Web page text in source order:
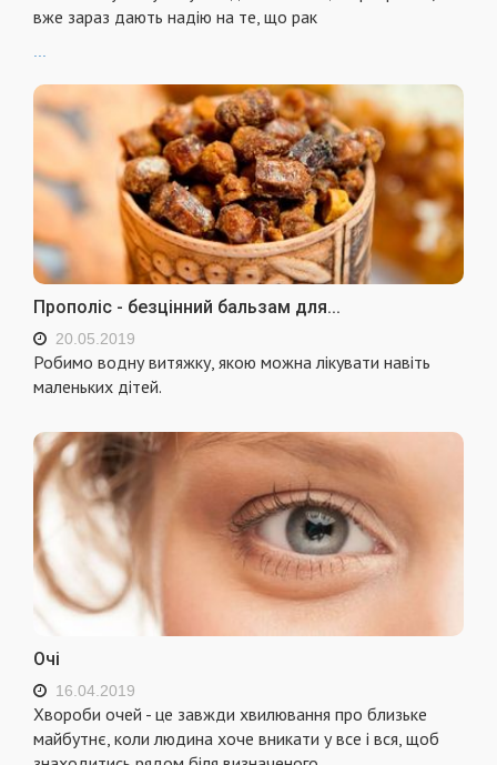
вже зараз дають надію на те, що рак
Прополіс - безцінний бальзам для...
20.05.2019
Робимо водну витяжку, якою можна лікувати навіть
маленьких дітей.
Очі
16.04.2019
Хвороби очей - це завжди хвилювання про близьке
майбутнє, коли людина хоче вникати у все і вся, щоб